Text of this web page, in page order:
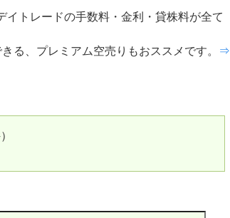
イトレードの手数料・金利・貸株料が全て
る、プレミアム空売りもおススメです。
⇒